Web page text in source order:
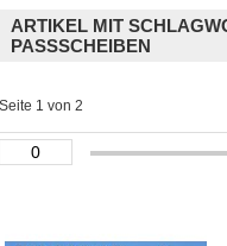
ARTIKEL MIT
PASSSCHEIBEN
Seite 1 von 2